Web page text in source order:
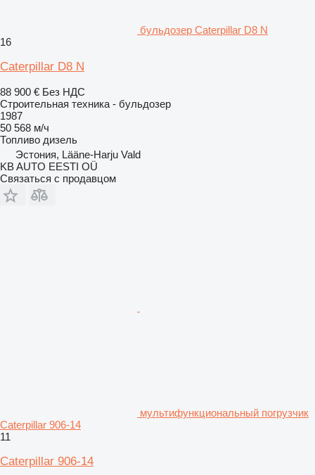
бульдозер Caterpillar D8 N
16
Caterpillar D8 N
88 900 € Без НДС
Строительная техника - бульдозер
1987
50 568 м/ч
Топливо дизель
Эстония, Lääne-Harju Vald
KB AUTO EESTI OÜ
Связаться с продавцом
мультифункциональный погрузчик
Caterpillar 906-14
11
Caterpillar 906-14